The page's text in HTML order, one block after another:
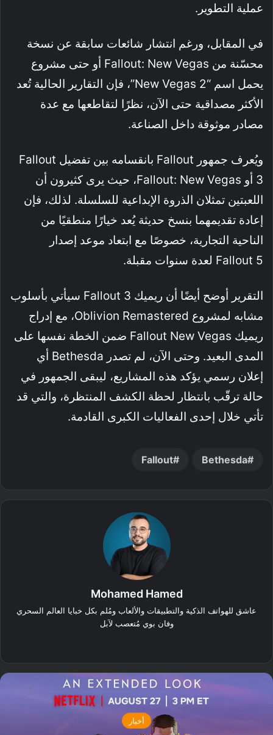
عملية التطوير.
في المقابل، ورغم انتشار شائعات سابقة عن نسخة
محسّنة من Fallout: New Vegas أو حتى مشروع
يحمل اسم “New Vegas 2”، فإن التقارير الحالية تُعد
الأكثر مصداقية حتى الآن، نظرًا لتقاطعها مع عدة
مصادر موثوقة داخل الصناعة.
ويُعرف جمهور Fallout بانقسامه بين تفضيل Fallout
3 أو Fallout: New Vegas، حيث يرى كثيرون أن
اللعبتين تمثلان الذروة الإبداعية للسلسلة. لذلك، فإن
إعادة تقديمهما بنسخ حديثة يُعد خيارًا منطقيًا من
الناحية التجارية، خصوصًا مع ابتعاد موعد إصدار
Fallout 5 لعدة سنوات مقبلة.
التقرير أوضح أيضًا أن ريميك Fallout 3 سيأتي بأسلوب
مشابه لمشروع Oblivion Remastered، مع إدراج
ريميك Fallout New Vegas ضمن الخطة نفسها على
المدى البعيد. وحتى الآن، لم تصدر Bethesda أي
إعلان رسمي يؤكد هذه المشاريع، ليبقى الجمهور في
حالة ترقّب بانتظار لحظة الكشف المنتظرة، والتي قد
تأتي خلال إحدى الفعاليات الكبرى القادمة.
Bethesda
Fallout
Mohamed Hamed
عاشق للهواتف الذكية والتطبيقات والألعاب ومُلم بكل خبايا العالم السحري
وفان بوي مُتعصب لآبل
أخبار